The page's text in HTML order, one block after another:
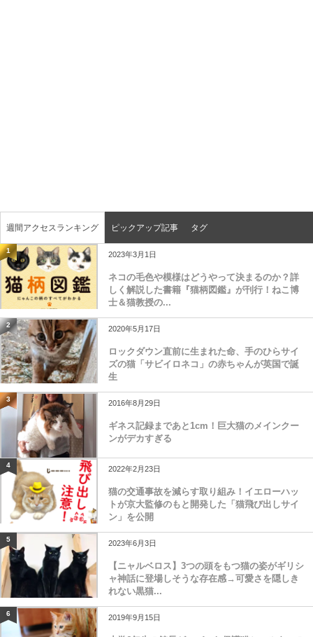
週間アクセスランキング ピックアップ記事 タグ
1 2023年3月1日
ネコの毛色や模様はどうやって決まるのか？詳
しく解説した書籍『猫柄図鑑』が刊行！ねこ博
士＆猫教授の...
2 2020年5月17日
ロックダウン直前に生まれた命、手のひらサイ
ズの猫「サビイロネコ」の赤ちゃんが英国で誕
生
3 2016年8月29日
ギネス記録まであと1cm！巨大猫のメインクー
ンがデカすぎる
4 2022年2月23日
猫の交通事故を減らす取り組み！イエローハッ
トが京大監修のもと開発した「猫飛び出しサイ
ン」を公開
5 2023年6月3日
【ニャルベロス】3つの頭をもつ猫の姿がギリシ
ャ神話に登場しそうな存在感→可愛さを隠しき
れない黒猫...
6 2019年9月15日